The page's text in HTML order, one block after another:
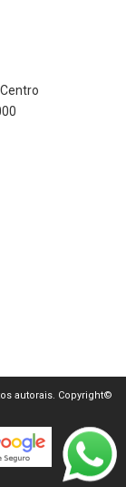
autorais. Copyright©